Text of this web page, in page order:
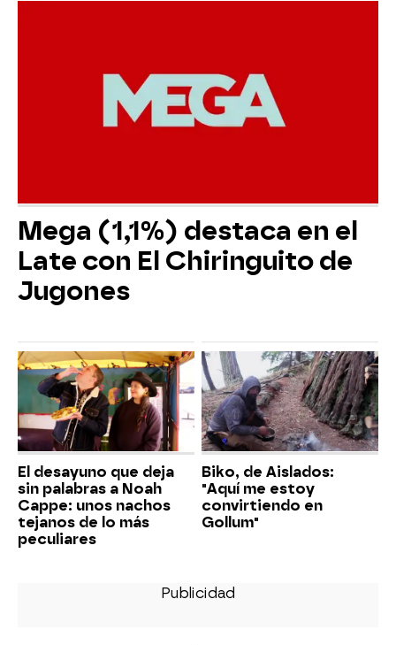
Mega (1,1%) destaca en el
Late con El Chiringuito de
Jugones
El desayuno que deja
sin palabras a Noah
Cappe: unos nachos
tejanos de lo más
peculiares
Biko, de Aislados:
"Aquí me estoy
convirtiendo en
Gollum"